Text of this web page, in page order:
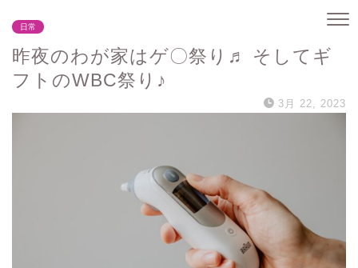
日常
昨夜のわが家はゲ〇祭り♬ そしてギ
フトのWBC祭り♪
3月 22, 2023